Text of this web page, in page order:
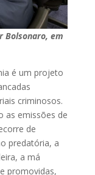
Bolsonaro, em
é um projeto
criminosos.
as emissões de
de
predatória, a
a má
promovidas,